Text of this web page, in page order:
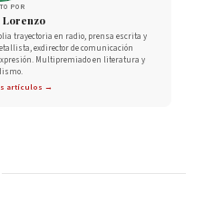
POR
Lorenzo
trayectoria en radio, prensa escrita y
exdirector de comunicación
Multipremiado en literatura y
artículos →